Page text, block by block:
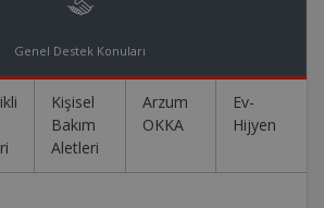
Genel Destek Konuları
Kişisel
Bakım
Aletleri
Arzum
OKKA
Ev-
Hijyen